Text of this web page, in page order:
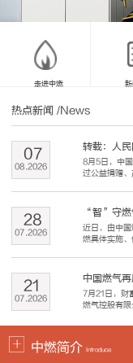
走进中燃
热点新闻 /News
转载：人
8月5日，中
过公益捐赠
08.2026
07
“智”守燃
近日，由中
燃具体实施
07.2026
28
中国燃气
7月21日，财
燃气控股有
07.2026
21
中燃简介 Introduce